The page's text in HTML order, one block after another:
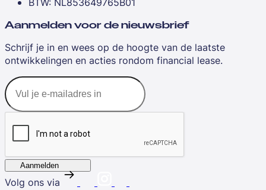
Aanmelden voor de nieuwsbrief
Schrijf je in en wees op de hoogte van de laatste
ontwikkelingen en acties rondom financial lease.
Aanmelden
Volg ons via